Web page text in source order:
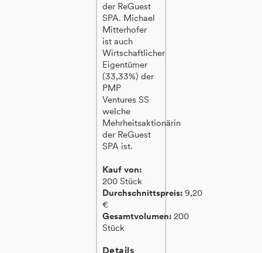
der ReGuest
SPA. Michael
Mitterhofer
ist auch
Wirtschaftlicher
Eigentümer
(33,33%) der
PMP
Ventures SS
welche
Mehrheitsaktionärin
der ReGuest
SPA ist.
Kauf von:
200 Stück
Durchschnittspreis:9,20
€
Gesamtvolumen:200
Stück
Details